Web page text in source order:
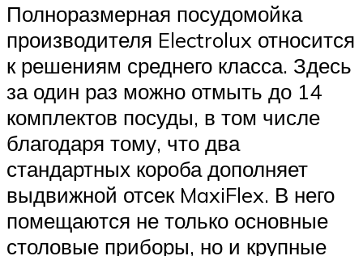
Полноразмерная посудомойка
производителя Electrolux относится
к решениям среднего класса. Здесь
за один раз можно отмыть до 14
комплектов посуды, в том числе
благодаря тому, что два
стандартных короба дополняет
выдвижной отсек MaxiFlex. В него
помещаются не только основные
столовые приборы, но и крупные